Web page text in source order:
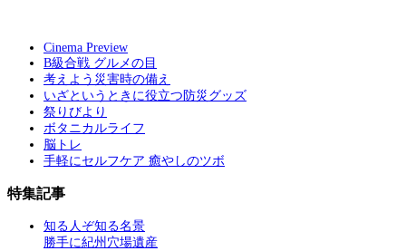
Cinema Preview
B級合戦 グルメの目
考えよう災害時の備え
いざというときに役立つ防災グッズ
祭りびより
ボタニカルライフ
脳トレ
手軽にセルフケア 癒やしのツボ
特集記事
知る人ぞ知る名景
勝手に紀州穴場遺産